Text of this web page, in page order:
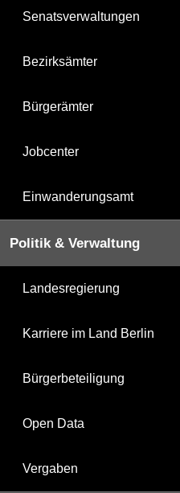
Senatsverwaltungen
Bezirksämter
Bürgerämter
Jobcenter
Einwanderungsamt
Politik & Verwaltung
Landesregierung
Karriere im Land Berlin
Bürgerbeteiligung
Open Data
Vergaben